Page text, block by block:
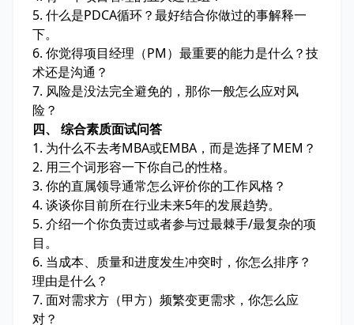
5. 什么是PDCA循环？最好结合你做过的事解释一
下。
6. 你觉得项目经理（PM）最重要的能力是什么？技
术还是沟通？
7. 风险是没法完全避免的，那你一般怎么应对风
险？
四、 综合素质面试问答
1. 为什么不去考MBA或EMBA，而是选择了MEM？
2. 用三个词形容一下你自己的性格。
3. 你的直属领导通常怎么评价你的工作风格？
4. 谈谈你目前所在行业未来5年的发展趋势。
5. 介绍一个你负责过或者参与过最棘手/最复杂的项
目。
6. 当成本、质量和进度发生冲突时，你怎么排序？
理由是什么？
7. 面对需求方（甲方）频繁变更需求，你怎么应
对？